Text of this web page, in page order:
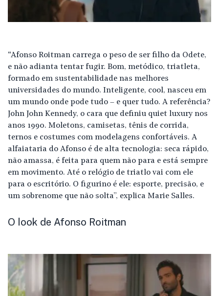
“Afonso Roitman carrega o peso de ser filho da Odete,
e não adianta tentar fugir. Bom, metódico, triatleta,
formado em sustentabilidade nas melhores
universidades do mundo. Inteligente, cool, nasceu em
um mundo onde pode tudo – e quer tudo. A referência?
John John Kennedy, o cara que definiu quiet luxury nos
anos 1990. Moletons, camisetas, tênis de corrida,
ternos e costumes com modelagens confortáveis. A
alfaiataria do Afonso é de alta tecnologia: seca rápido,
não amassa, é feita para quem não para e está sempre
em movimento. Até o relógio de triatlo vai com ele
para o escritório. O figurino é ele: esporte, precisão, e
um sobrenome que não solta”, explica Marie Salles.
O look de Afonso Roitman